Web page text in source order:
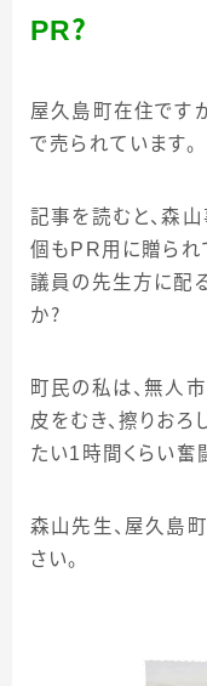
PR？
屋久島町在住です
で売られています。
記事を読むと、森
個も PR用に贈られ
議員の先生方に配
か？
町民の私は、無人
皮をむき、擦りおろ
たい1 時間くらい奮
森山先生、屋久島
さい。